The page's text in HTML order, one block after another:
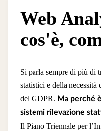
Web
cos'è,
Si parla sempre di più di
statistici e della
del GDPR. Ma perché
sistemi rilevazione
Il Piano Triennale per